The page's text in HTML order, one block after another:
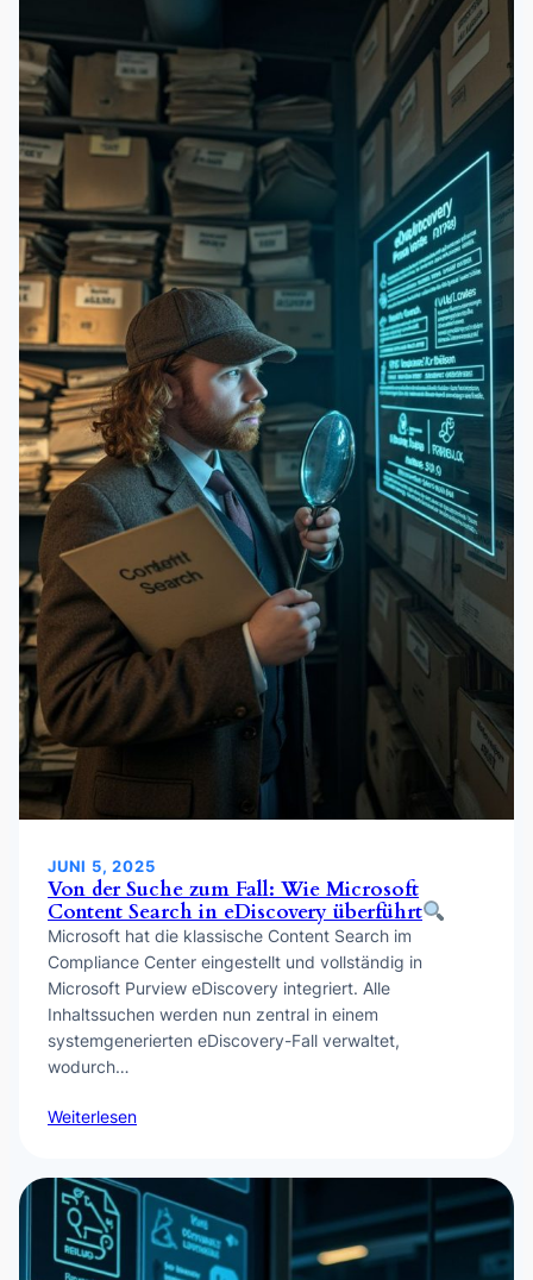
JUNI 5, 2025
Von der Suche zum Fall: Wie Microsoft
Content Search in eDiscovery überführt
Microsoft hat die klassische Content Search im
Compliance Center eingestellt und vollständig in
Microsoft Purview eDiscovery integriert. Alle
Inhaltssuchen werden nun zentral in einem
systemgenerierten eDiscovery-Fall verwaltet,
wodurch…
Weiterlesen